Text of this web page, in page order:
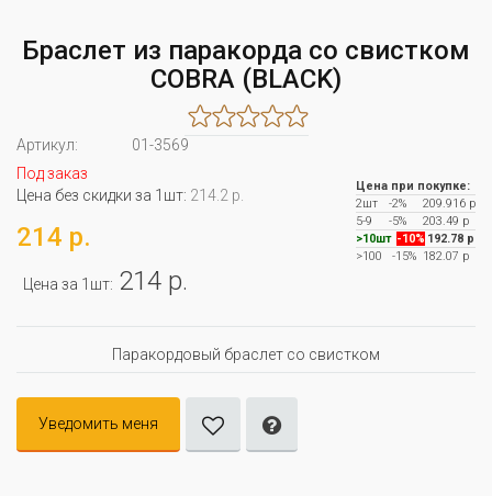
Браслет из паракорда со свистком
COBRA (BLACK)
Артикул:
01-3569
Под заказ
Цена без скидки за 1шт: 214.2 р.
214 р.
Цена за 1шт: 214 р.
Цена при покупке:
2шт
-2%
209.916 р
5-9
-5%
203.49 р
>10шт -10% 192.78 р
>100
-15% 182.07 р
Паракордовый браслет со свистком
Уведомить меня